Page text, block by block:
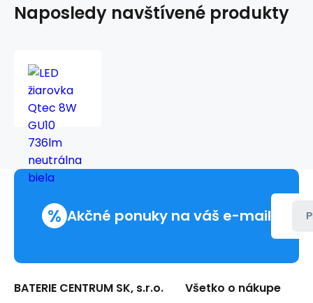
Naposledy navštívené produkty
biela
% Akčné ponuky na váš e-mail
BATERIE CENTRUM SK, s.r.o. Všetko o nákupe